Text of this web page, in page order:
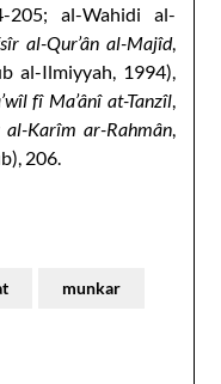
al-Wahidi al-
al-Qur’ân al-Majîd,
al-Ilmiyyah, 1994),
fî Ma’ânî at-Tanzîl,
al-Karîm ar-Rahmân,
206.
munkar